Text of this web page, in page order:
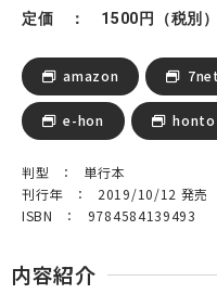
定価 ： 1500円（税別）
amazon 7net
e-hon honto
判型 ： 単行本
刊行年 ： 2019/10/12 発売
ISBN ： 9784584139493
内容紹介